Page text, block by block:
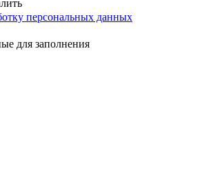
персональных данных
для заполнения